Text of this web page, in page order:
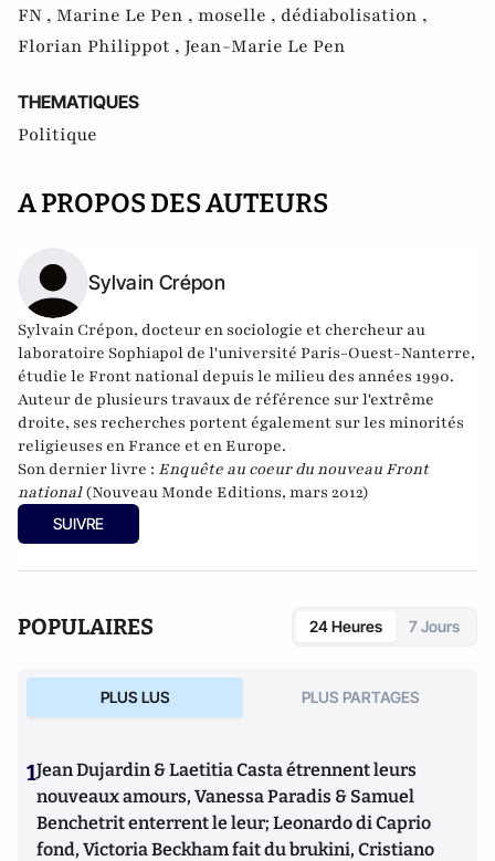
FN , Marine Le Pen , moselle , dédiabolisation ,
Florian Philippot , Jean-Marie Le Pen
THEMATIQUES
Politique
A PROPOS DES AUTEURS
Sylvain Crépon
Sylvain Crépon, docteur en sociologie et chercheur au
laboratoire Sophiapol de l'université Paris-Ouest-Nanterre,
étudie le Front national depuis le milieu des années 1990.
Auteur de plusieurs travaux de référence sur l'extrême
droite, ses recherches portent également sur les minorités
religieuses en France et en Europe.
Son dernier livre : Enquête au coeur du nouveau Front
national (Nouveau Monde Editions, mars 2012)
SUIVRE
POPULAIRES 24 Heures 7 Jours
PLUS LUS PLUS PARTAGES
1Jean Dujardin & Laetitia Casta étrennent leurs
nouveaux amours, Vanessa Paradis & Samuel
Benchetrit enterrent le leur; Leonardo di Caprio
fond, Victoria Beckham fait du brukini, Cristiano